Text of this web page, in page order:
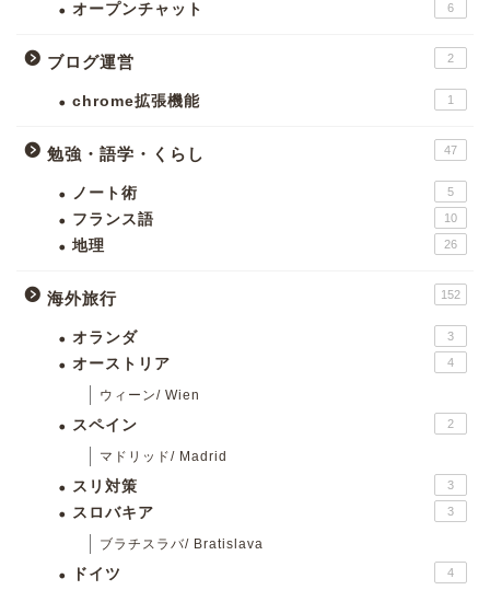
オープンチャット 6
ブログ運営 2
chrome拡張機能 1
勉強・語学・くらし 47
ノート術 5
フランス語 10
地理 26
海外旅行 152
オランダ 3
オーストリア 4
ウィーン/ Wien
スペイン 2
マドリッド/ Madrid
スリ対策 3
スロバキア 3
ブラチスラバ/ Bratislava
ドイツ 4